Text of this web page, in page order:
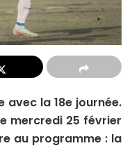
avec la 18e journée.
mercredi 25 février
au programme : la